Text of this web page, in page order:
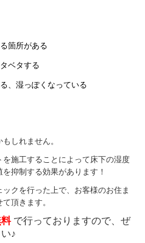
箇所がある
ベタする
、 湿っぽくなっている
しれません。
を施工することによって床下の湿度
抑制する効果があります！
クを行った上で、お客様のお住ま
頂きます。
料 で行っておりますので、ぜ
♪